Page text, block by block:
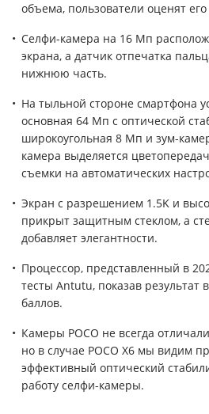
объема, пользователи оценят его
Селфи-камера на 16 Мп
экрана, а датчик отпечатка
нижнюю часть.
На тыльной стороне смартфона
основная 64 Мп с оптической
широкоугольная 8 Мп и зум-
камера выделяется
съемки на автоматических
Экран с разрешением 1.5K и
прикрыт защитным стеклом, а
добавляет элегантности.
Процессор, представленный в
тесты Antutu, показав результат
баллов.
Камеры POCO не всегда
но в случае POCO X6 мы видим
эффективный оптический
работу селфи-камеры.